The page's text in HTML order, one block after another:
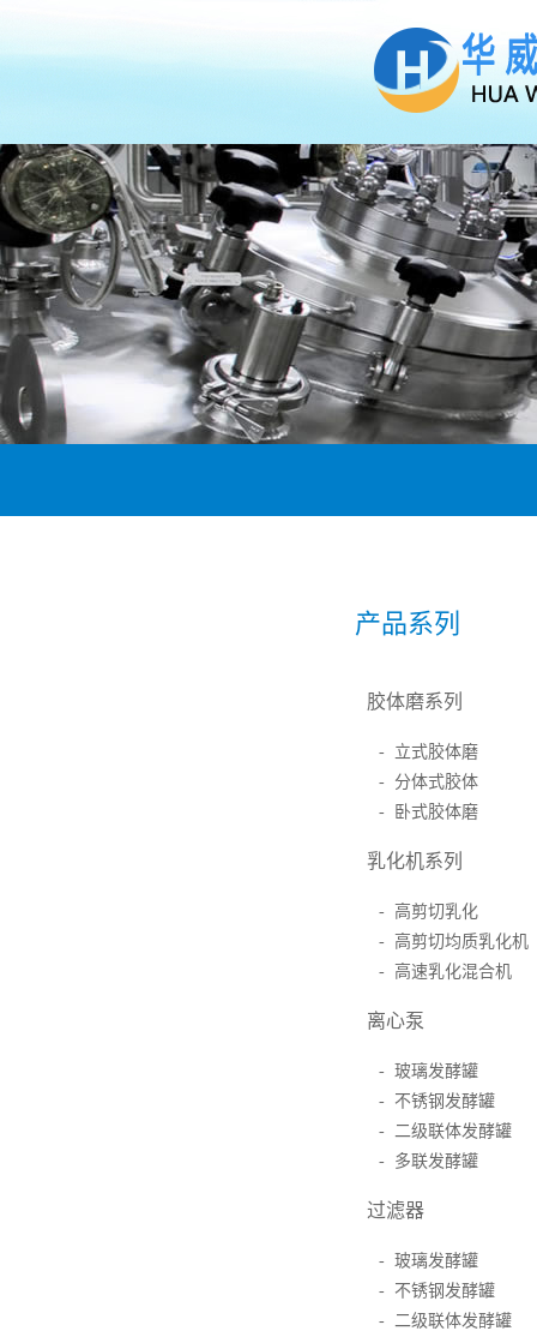
产品系列
胶体磨系列
- 立式胶体磨
- 分体式胶体
- 卧式胶体磨
乳化机系列
- 高剪切乳化
- 高剪切均质乳化机
- 高速乳化混合机
离心泵
- 玻璃发酵罐
- 不锈钢发酵罐
- 二级联体发酵罐
- 多联发酵罐
过滤器
- 玻璃发酵罐
- 不锈钢发酵罐
- 二级联体发酵罐